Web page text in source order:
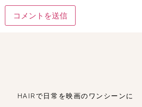
HAIRで日常を映画のワンシーンに